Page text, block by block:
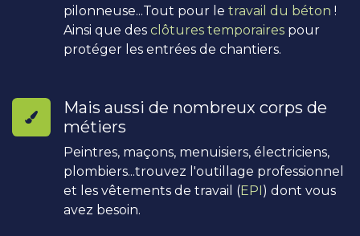
pilonneuse...Tout pour le travail du béton !
Ainsi que des clôtures temporaires pour
protéger les entrées de chantiers.
Mais aussi de nombreux corps de
métiers
Peintres, maçons, menuisiers, électriciens,
plombiers...trouvez l'outillage professionnel
et les vêtements de travail (EPI) dont vous
avez besoin.